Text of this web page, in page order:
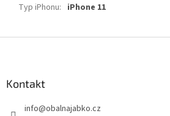
Typ iPhonu: iPhone 11
Kontakt
info@obalnajabko.cz